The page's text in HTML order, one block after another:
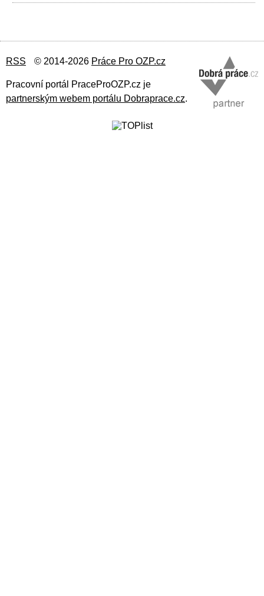
RSS © 2014-2026 Práce Pro OZP.cz
Pracovní portál PraceProOZP.cz je
partnerským webem portálu Dobraprace.cz.